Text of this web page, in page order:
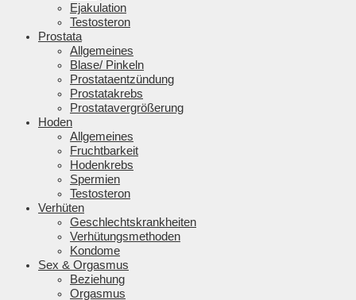
Ejakulation
Testosteron
Prostata
Allgemeines
Blase/ Pinkeln
Prostataentzündung
Prostatakrebs
Prostatavergrößerung
Hoden
Allgemeines
Fruchtbarkeit
Hodenkrebs
Spermien
Testosteron
Verhüten
Geschlechtskrankheiten
Verhütungsmethoden
Kondome
Sex & Orgasmus
Beziehung
Orgasmus